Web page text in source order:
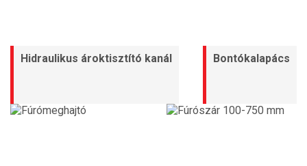
Hidraulikus ároktisztító kanál Bontókalapács